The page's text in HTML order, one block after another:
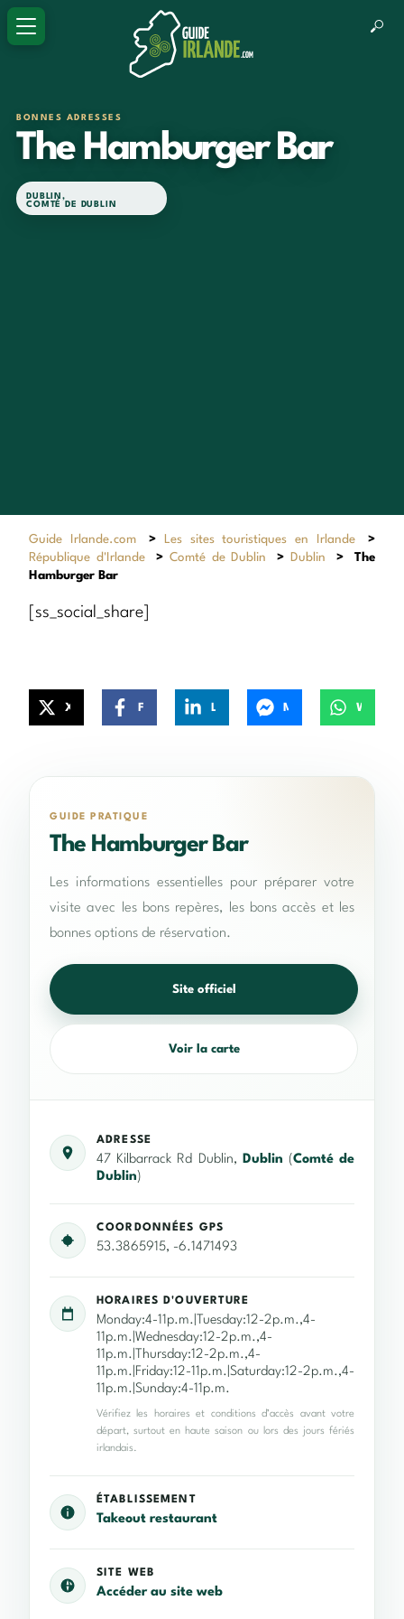
BONNES ADRESSES
The Hamburger Bar
DUBLIN,
COMTÉ DE DUBLIN
Guide Irlande.com > Les sites touristiques en Irlande
>
République d'Irlande
> Comté de Dublin > Dublin >
The
Hamburger Bar
[ss_social_share]
GUIDE PRATIQUE
The Hamburger Bar
Les informations essentielles pour préparer votre
visite avec les bons repères, les bons accès et les
bonnes options de réservation.
Site officiel
Voir la carte
ADRESSE
47 Kilbarrack Rd Dublin, Dublin (Comté de
Dublin)
COORDONNÉES GPS
53.3865915, -6.1471493
HORAIRES D'OUVERTURE
Monday:4-11p.m.|Tuesday:12-2p.m.,4-
11p.m.|Wednesday:12-2p.m.,4-
11p.m.|Thursday:12-2p.m.,4-
11p.m.|Friday:12-11p.m.|Saturday:12-2p.m.,4-
11p.m.|Sunday:4-11p.m.
Vérifiez les horaires et conditions d’accès avant votre
départ, surtout en haute saison ou lors des jours fériés
irlandais.
ÉTABLISSEMENT
Takeout restaurant
SITE WEB
Accéder au site web